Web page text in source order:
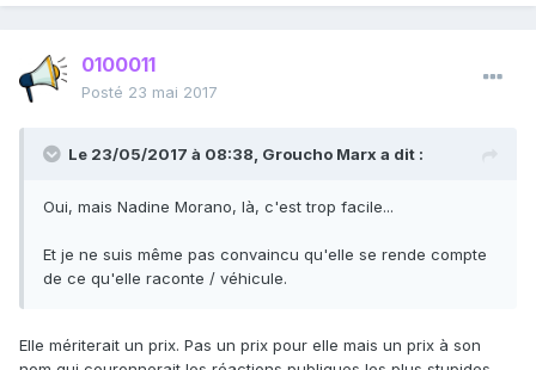
0100011
Posté 23 mai 2017
Le 23/05/2017 à 08:38, Groucho Marx a dit :
Oui, mais Nadine Morano, là, c'est trop facile...
Et je ne suis même pas convaincu qu'elle se rende compte
de ce qu'elle raconte / véhicule.
Elle mériterait un prix. Pas un prix pour elle mais un prix à son